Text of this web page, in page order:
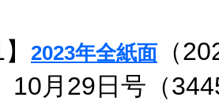
2023年全紙面 （
10月29日号（